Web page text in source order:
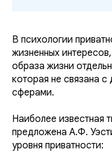
В психологии
жизненных
образа жизни
которая не связана
сферами.
Наиболее известная
предложена А.Ф.
уровня приватности: